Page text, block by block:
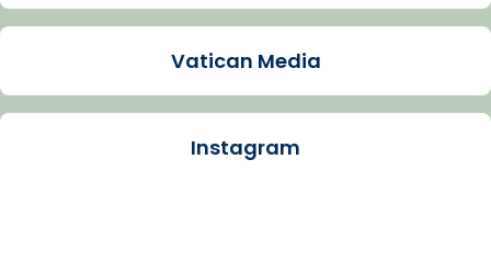
Imatge: Generada amb IA (OpenAI)
View on Facebook · Share
Arquebisbat de Barcelona
Vatican Media
Instagram